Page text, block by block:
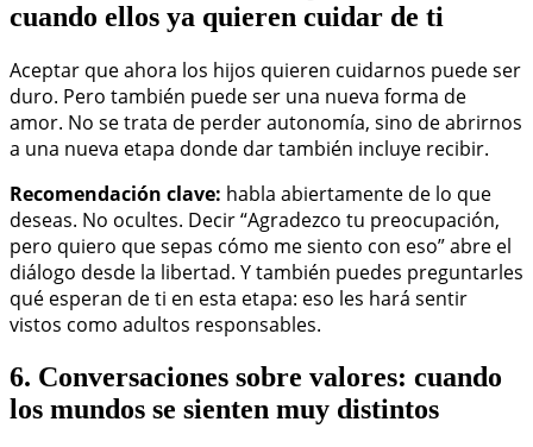
cuando ellos ya quieren cuidar de ti
Aceptar que ahora los hijos quieren cuidarnos puede ser
duro. Pero también puede ser una nueva forma de
amor. No se trata de perder autonomía, sino de abrirnos
a una nueva etapa donde dar también incluye recibir.
Recomendación clave: habla abiertamente de lo que
deseas. No ocultes. Decir “Agradezco tu preocupación,
pero quiero que sepas cómo me siento con eso” abre el
diálogo desde la libertad. Y también puedes preguntarles
qué esperan de ti en esta etapa: eso les hará sentir
vistos como adultos responsables.
6. Conversaciones sobre valores: cuando
los mundos se sienten muy distintos